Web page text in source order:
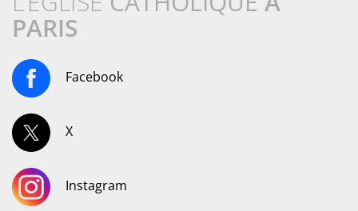
PARIS
Facebook
X
Instagram